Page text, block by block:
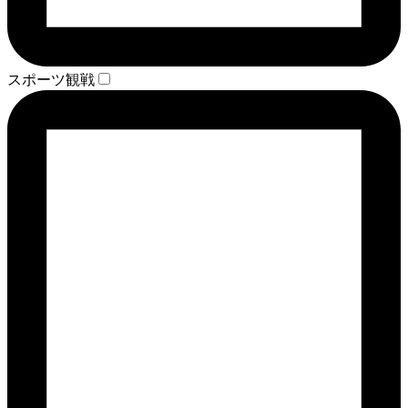
スポーツ観戦